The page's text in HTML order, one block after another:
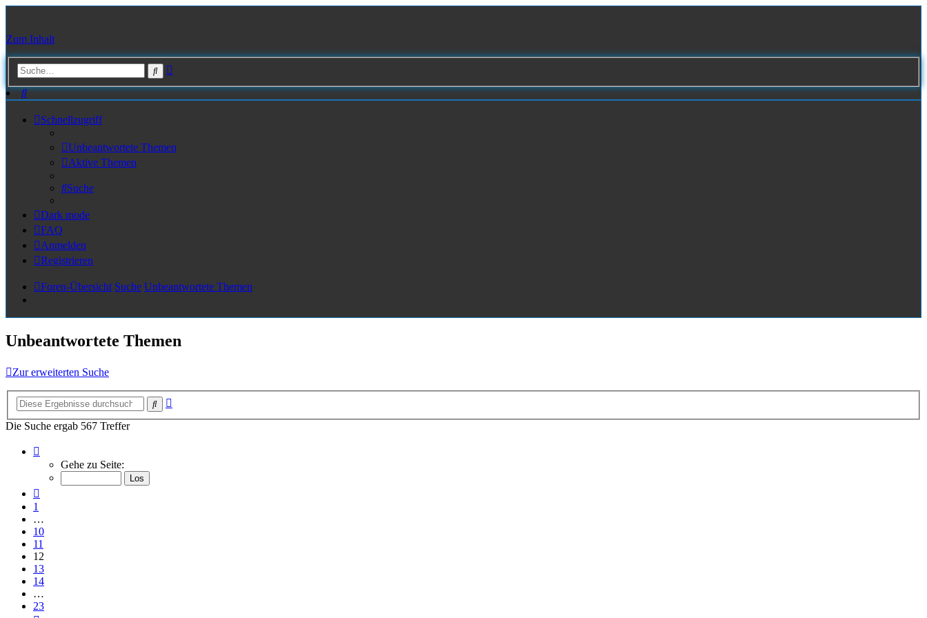
Zum Inhalt
Suche
Suche
Schnellzugriff
Unbeantwortete Themen
Aktive Themen
Suche
Dark mode
FAQ
Anmelden
Registrieren
Foren-Übersicht Suche Unbeantwortete Themen
Unbeantwortete Themen
Zur erweiterten Suche
Suche
Die Suche ergab 567 Treffer
12
von
Gehe zu Seite:
1
…
10
11
12
13
14
…
23